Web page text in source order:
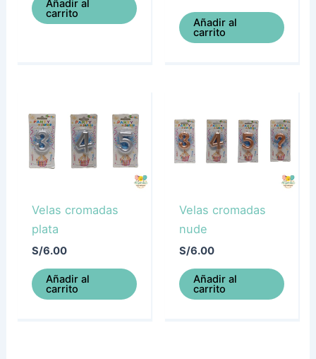
Añadir al
carrito
Añadir al
carrito
Velas cromadas
plata
S/6.00
Añadir al
carrito
Velas cromadas
nude
S/6.00
Añadir al
carrito